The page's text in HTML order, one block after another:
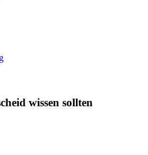
wissen sollten